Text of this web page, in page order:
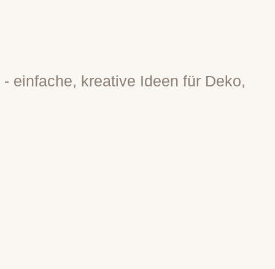
einfache, kreative Ideen für Deko,